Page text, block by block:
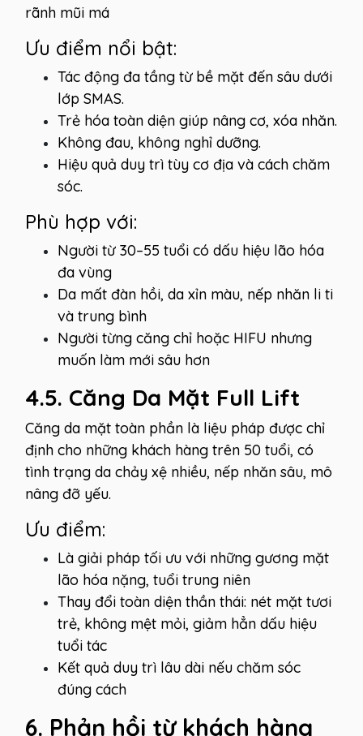
rãnh mũi má
Ưu điểm nổi bật:
Tác động đa tầng từ bề mặt đến sâu dưới
lớp SMAS.
Trẻ hóa toàn diện giúp nâng cơ, xóa nhăn.
Không đau, không nghỉ dưỡng.
Hiệu quả duy trì tùy cơ địa và cách chăm
sóc.
Phù hợp với:
Người từ 30–55 tuổi có dấu hiệu lão hóa
đa vùng
Da mất đàn hồi, da xỉn màu, nếp nhăn li ti
và trung bình
Người từng căng chỉ hoặc HIFU nhưng
muốn làm mới sâu hơn
4.5. Căng Da Mặt Full Lift
Căng da mặt toàn phần là liệu pháp được chỉ
định cho những khách hàng trên 50 tuổi, có
tình trạng da chảy xệ nhiều, nếp nhăn sâu, mô
nâng đỡ yếu.
Ưu điểm:
Là giải pháp tối ưu với những gương mặt
lão hóa nặng, tuổi trung niên
Thay đổi toàn diện thần thái: nét mặt tươi
trẻ, không mệt mỏi, giảm hẳn dấu hiệu
tuổi tác
Kết quả duy trì lâu dài nếu chăm sóc
đúng cách
6. Phản hồi từ khách hàng